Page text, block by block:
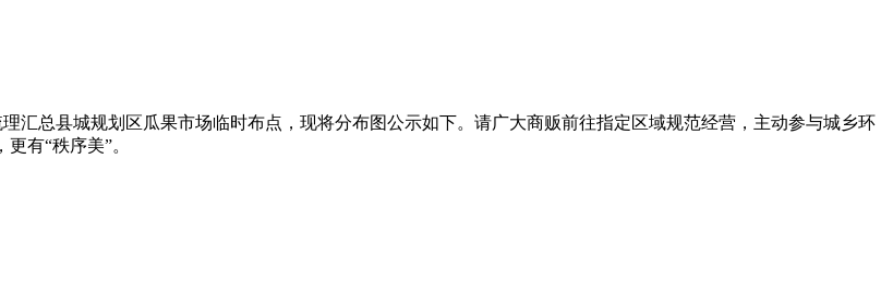
汇总县城规划区瓜果市场临时布点，现将分布图公示如下。请广大商贩前往指定区域规范经营，主动参与城乡环
有“秩序美”。